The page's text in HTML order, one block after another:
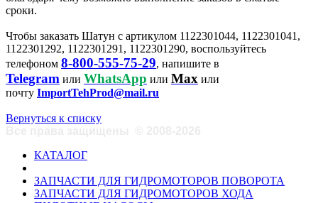
сроки.
Чтобы заказать Шатун с артикулом 1122301044, 1122301041,
1122301292, 1122301291, 1122301290, воспользуйтесь
телефоном 8-800-555-75-29, напишите в
Telegram или WhatsApp или Max или
почту ImportTehProd@mail.ru
Вернуться к списку
КАТАЛОГ
ЗАПЧАСТИ ДЛЯ ГИДРОМОТОРОВ ПОВОРОТА
ЗАПЧАСТИ ДЛЯ ГИДРОМОТОРОВ ХОДА